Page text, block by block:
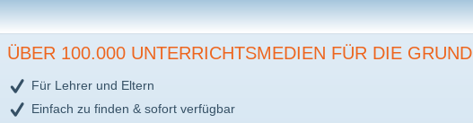
ÜBER 100.000 UNTERRICHTSMEDIEN FÜR DIE
Für Lehrer und Eltern
Einfach zu finden & sofort verfügbar